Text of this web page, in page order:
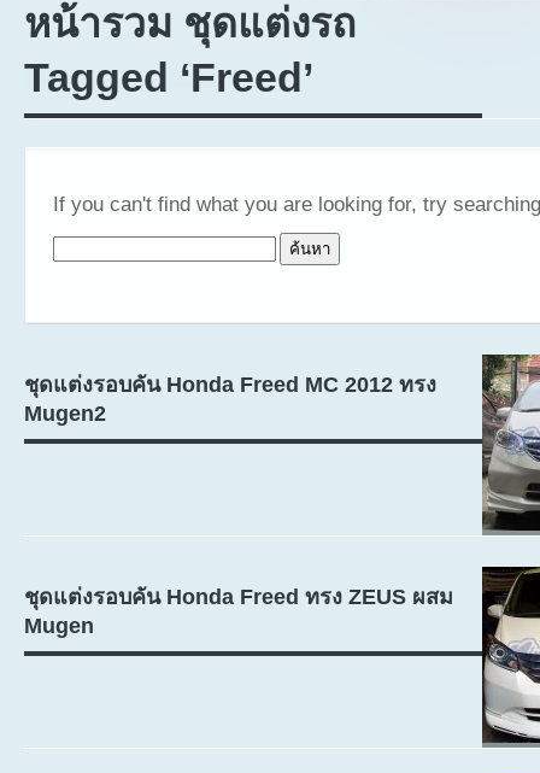
หน้ารวม ชุดแต่งรถ
Tagged ‘Freed’
If you can't find what you are looking for, try
ชุดแต่งรอบคัน Honda Freed MC 2012 ทรง
Mugen2
ชุดแต่งรอบคัน Honda Freed ทรง ZEUS ผสม
Mugen